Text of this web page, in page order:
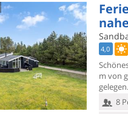
4,0
m von
8